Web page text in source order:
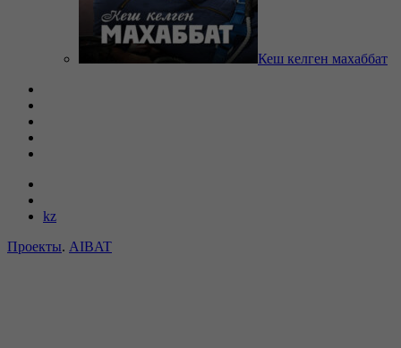
Кеш келген махаббат
kz
Проекты. AIBAT